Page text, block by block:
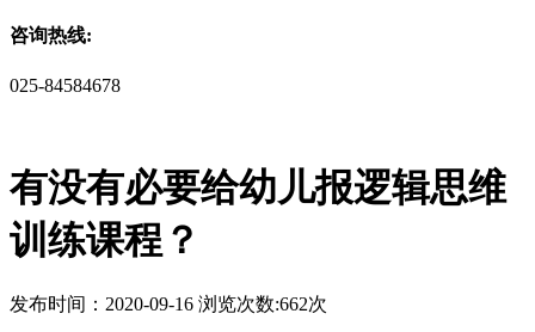
咨询热线:
025-84584678
有没有必要给幼儿报逻辑思维
训练课程？
发布时间：2020-09-16 浏览次数:662次